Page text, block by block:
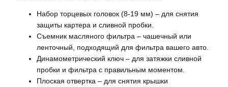
Набор торцевых головок (8-19 мм) – для снятия
защиты картера и сливной пробки.
Съемник масляного фильтра – чашечный или
ленточный, подходящий для фильтра вашего авто.
Динамометрический ключ – для затяжки сливной
пробки и фильтра с правильным моментом.
Плоская отвертка – для снятия крышки